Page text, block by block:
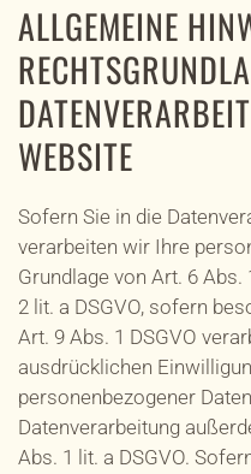
ALLGEMEINE
WEBSITE
Sofern Sie in die
verarbeiten wir Ihre
Grundlage von Art. 6 Abs.
2 lit. a DSGVO, sofern
Art. 9 Abs. 1 DSGVO
ausdrücklichen
personenbezogener
Datenverarbeitung
Abs. 1 lit. a DSGVO.